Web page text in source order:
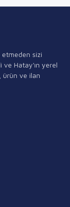
sizi
ve Hatay'ın yerel
ürün ve ilan